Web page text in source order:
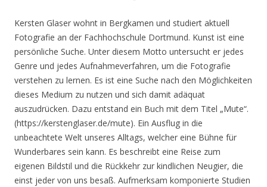
Kersten Glaser wohnt in Bergkamen und studiert aktuell
Fotografie an der Fachhochschule Dortmund. Kunst ist eine
persönliche Suche. Unter diesem Motto untersucht er jedes
Genre und jedes Aufnahmeverfahren, um die Fotografie
verstehen zu lernen. Es ist eine Suche nach den Möglichkeiten
dieses Medium zu nutzen und sich damit adäquat
auszudrücken. Dazu entstand ein Buch mit dem Titel „Mute“.
(https://kerstenglaser.de/mute). Ein Ausflug in die
unbeachtete Welt unseres Alltags, welcher eine Bühne für
Wunderbares sein kann. Es beschreibt eine Reise zum
eigenen Bildstil und die Rückkehr zur kindlichen Neugier, die
einst jeder von uns besaß. Aufmerksam komponierte Studien